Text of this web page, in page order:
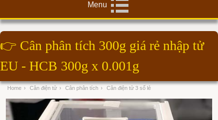
Menu
👉 Cân phân tích 300g giá rẻ nhập tử
EU - HCB 300g x 0.001g
Home › Cân điện tử › Cân phân tích › Cân điện tử 3 số lẻ